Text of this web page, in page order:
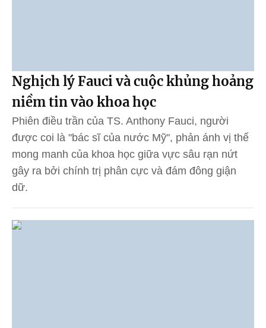
Nghịch lý Fauci và cuộc khủng hoảng
niềm tin vào khoa học
Phiên điều trần của TS. Anthony Fauci, người
được coi là "bác sĩ của nước Mỹ", phản ánh vị thế
mong manh của khoa học giữa vực sâu rạn nứt
gây ra bởi chính trị phân cực và đám đông giận
dữ.